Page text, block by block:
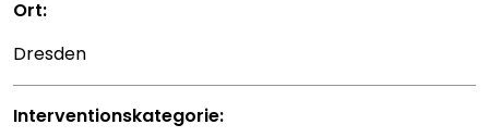
Ort:
Dresden
Interventions­kategorie: